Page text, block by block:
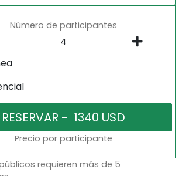
Número de participantes
Precio por participante
requieren más de 5